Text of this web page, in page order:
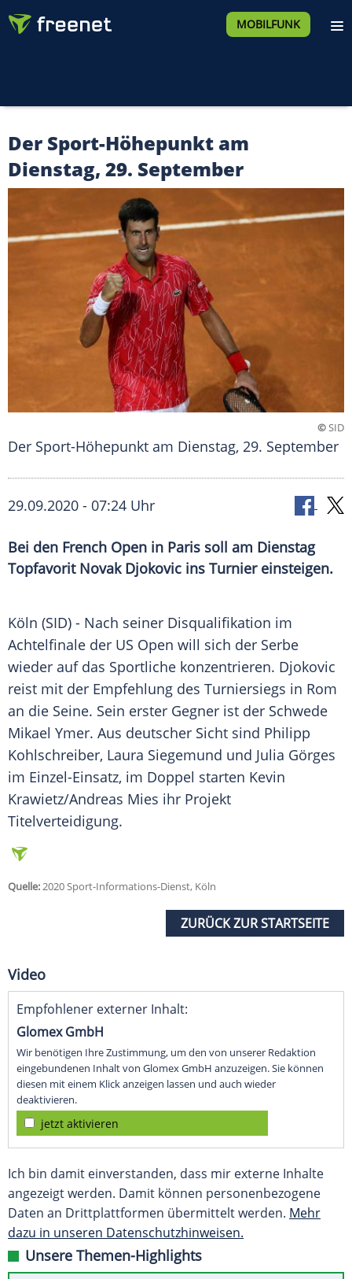
MOBILFUNK
Der Sport-Höhepunkt am
Dienstag, 29. September
©SID
Der Sport-Höhepunkt am Dienstag, 29. September
29.09.2020 - 07:24 Uhr
Bei den French Open in Paris soll am Dienstag
Topfavorit Novak Djokovic ins Turnier einsteigen.
Köln (SID) - Nach seiner Disqualifikation im
Achtelfinale der US Open will sich der Serbe
wieder auf das Sportliche konzentrieren. Djokovic
reist mit der Empfehlung des Turniersiegs in Rom
an die Seine. Sein erster Gegner ist der Schwede
Mikael Ymer. Aus deutscher Sicht sind Philipp
Kohlschreiber, Laura Siegemund und Julia Görges
im Einzel-Einsatz, im Doppel starten Kevin
Krawietz/Andreas Mies ihr Projekt
Titelverteidigung.
Quelle:2020 Sport-Informations-Dienst, Köln
ZURÜCK ZUR STARTSEITE
Video
Empfohlener externer Inhalt:
Glomex GmbH
Wir benötigen Ihre Zustimmung, um den von unserer Redaktion
eingebundenen Inhalt von Glomex GmbH anzuzeigen. Sie können
diesen mit einem Klick anzeigen lassen und auch wieder
deaktivieren.
jetzt aktivieren
Ich bin damit einverstanden, dass mir externe Inhalte
angezeigt werden. Damit können personenbezogene
Daten an Drittplattformen übermittelt werden. Mehr
dazu in unseren Datenschutzhinweisen.
Unsere Themen-Highlights